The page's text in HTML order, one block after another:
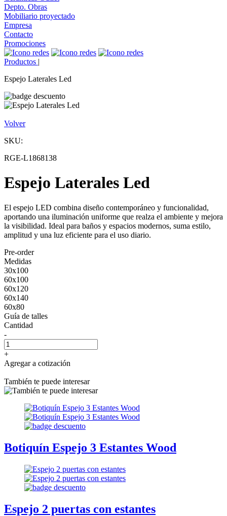
Depto. Obras
Mobiliario proyectado
Empresa
Contacto
Promociones
Productos |
Espejo Laterales Led
Volver
SKU:
RGE-L1868138
Espejo Laterales Led
El espejo LED combina diseño contemporáneo y funcionalidad,
aportando una iluminación uniforme que realza el ambiente y mejora
la visibilidad. Ideal para baños y espacios modernos, suma estilo,
amplitud y una luz eficiente para el uso diario.
Pre-order
Medidas
30x100
60x100
60x120
60x140
60x80
Guía de talles
Cantidad
-
+
Agregar a cotización
También te puede interesar
Botiquín Espejo 3 Estantes Wood
Espejo 2 puertas con estantes